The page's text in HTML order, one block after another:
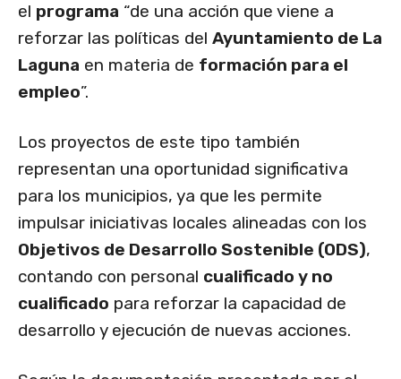
el programa “de una acción que viene a
reforzar las políticas del Ayuntamiento de La
Laguna en materia de formación para el
empleo”.
Los proyectos de este tipo también
representan una oportunidad significativa
para los municipios, ya que les permite
impulsar iniciativas locales alineadas con los
Objetivos de Desarrollo Sostenible (ODS),
contando con personal cualificado y no
cualificado para reforzar la capacidad de
desarrollo y ejecución de nuevas acciones.